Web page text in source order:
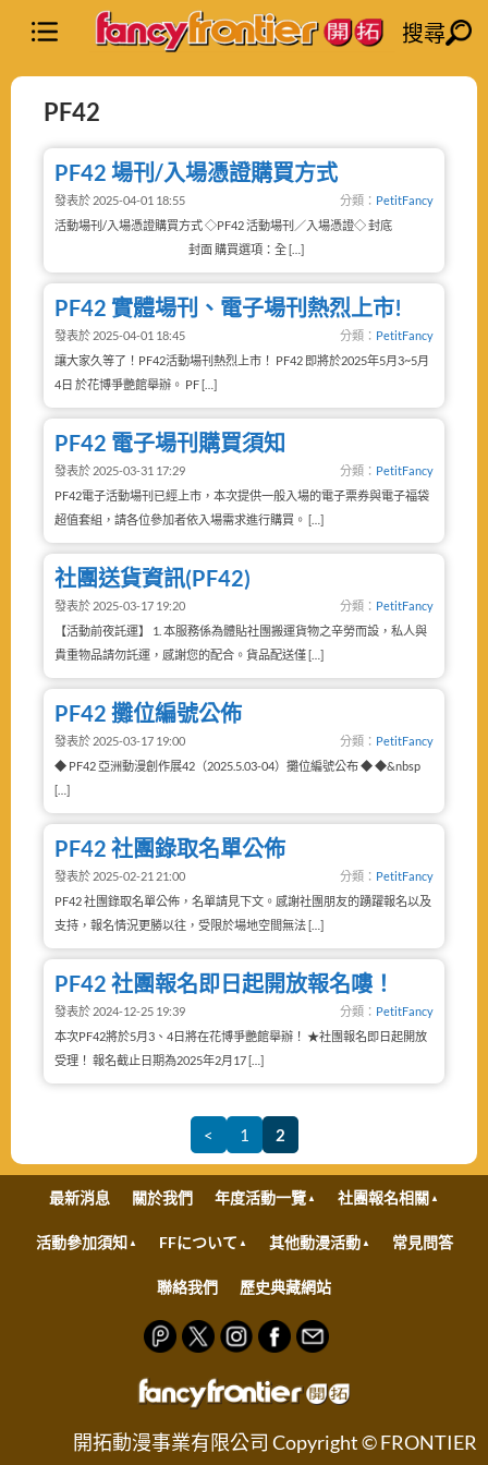
搜尋
PF42
PF42 場刊/入場憑證購買方式
發表於 2025-04-01 18:55 分類： PetitFancy
活動場刊/入場憑證購買方式 ◇PF42 活動場刊／入場憑證◇ 封底
封面 購買選項：全 […]
PF42 實體場刊、電子場刊熱烈上市!
發表於 2025-04-01 18:45 分類： PetitFancy
讓大家久等了！PF42活動場刊熱烈上市！ PF42 即將於2025年5月3~5月
4日 於花博爭艷館舉辦。 PF […]
PF42 電子場刊購買須知
發表於 2025-03-31 17:29 分類： PetitFancy
PF42電子活動場刊已經上市，本次提供一般入場的電子票券與電子福袋
超值套組，請各位參加者依入場需求進行購買。 […]
社團送貨資訊(PF42)
發表於 2025-03-17 19:20 分類： PetitFancy
【活動前夜託運】 1. 本服務係為體貼社團搬運貨物之辛勞而設，私人與
貴重物品請勿託運，感謝您的配合。貨品配送僅 […]
PF42 攤位編號公佈
發表於 2025-03-17 19:00 分類： PetitFancy
◆ PF42 亞洲動漫創作展42（2025.5.03-04）攤位編號公布 ◆ ◆&nbsp
[…]
PF42 社團錄取名單公佈
發表於 2025-02-21 21:00 分類： PetitFancy
PF42 社團錄取名單公佈，名單請見下文。感謝社團朋友的踴躍報名以及
支持，報名情況更勝以往，受限於場地空間無法 […]
PF42 社團報名即日起開放報名嘍！
發表於 2024-12-25 19:39 分類： PetitFancy
本次PF42將於5月3、4日將在花博爭艷館舉辦！ ★社團報名即日起開放
受理！ 報名截止日期為2025年2月17 […]
< 1 2
最新消息 關於我們 年度活動一覽 社團報名相關
活動參加須知 FFについて 其他動漫活動 常見問答
聯絡我們 歷史典藏網站
開拓動漫事業有限公司 Copyright © FRONTIER